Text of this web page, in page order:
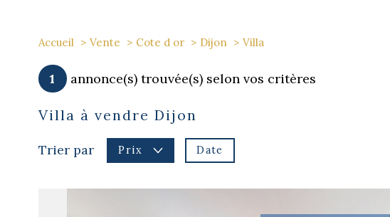
Accueil Vente Cote d or Dijon Villa
1 annonce(s) trouvée(s) selon vos critères
Villa à vendre Dijon
Trier par Prix Date